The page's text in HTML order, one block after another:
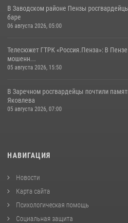
В Заводском районе Пензы
баре
06 августа 2026, 05:00
Телесюжет ГТРК «Россия.Пенза»: В
мошенн...
05 августа 2026, 15:50
В Заречном росгвардейцы почтили
Яковлева
05 августа 2026, 07:00
НАВИГАЦИЯ
Новости
Карта сайта
Психологическая помощь
Социальная защита